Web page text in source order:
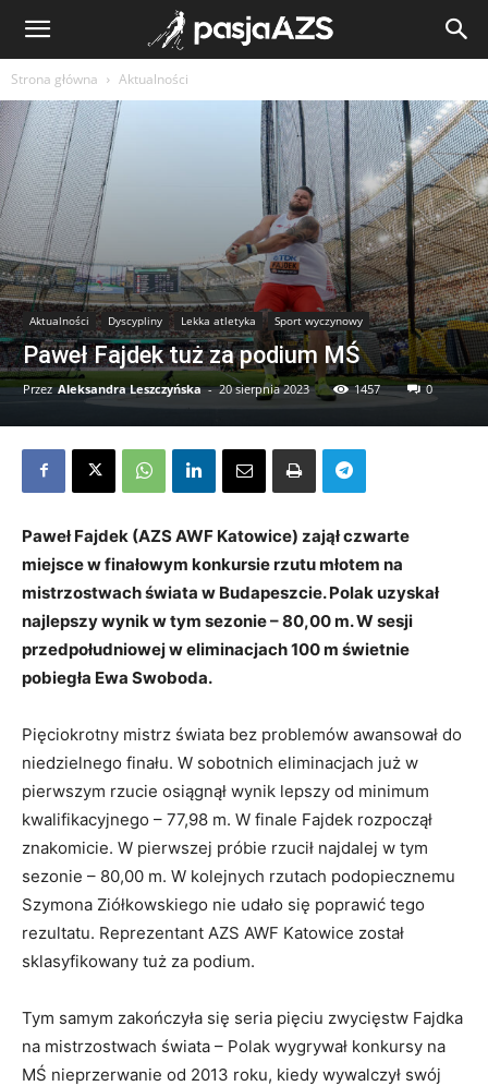
Strona główna Aktualności
Aktualności Dyscypliny Lekka atletyka Sport wyczynowy
Paweł Fajdek tuż za podium MŚ
Przez Aleksandra Leszczyńska - 20 sierpnia 2023 1457 0
Paweł Fajdek (AZS AWF Katowice) zajął czwarte
miejsce w finałowym konkursie rzutu młotem na
mistrzostwach świata w Budapeszcie. Polak uzyskał
najlepszy wynik w tym sezonie – 80,00 m. W sesji
przedpołudniowej w eliminacjach 100 m świetnie
pobiegła Ewa Swoboda.
Pięciokrotny mistrz świata bez problemów awansował do
niedzielnego finału. W sobotnich eliminacjach już w
pierwszym rzucie osiągnął wynik lepszy od minimum
kwalifikacyjnego – 77,98 m. W finale Fajdek rozpoczął
znakomicie. W pierwszej próbie rzucił najdalej w tym
sezonie – 80,00 m. W kolejnych rzutach podopiecznemu
Szymona Ziółkowskiego nie udało się poprawić tego
rezultatu. Reprezentant AZS AWF Katowice został
sklasyfikowany tuż za podium.
Tym samym zakończyła się seria pięciu zwycięstw Fajdka
na mistrzostwach świata – Polak wygrywał konkursy na
MŚ nieprzerwanie od 2013 roku, kiedy wywalczył swój